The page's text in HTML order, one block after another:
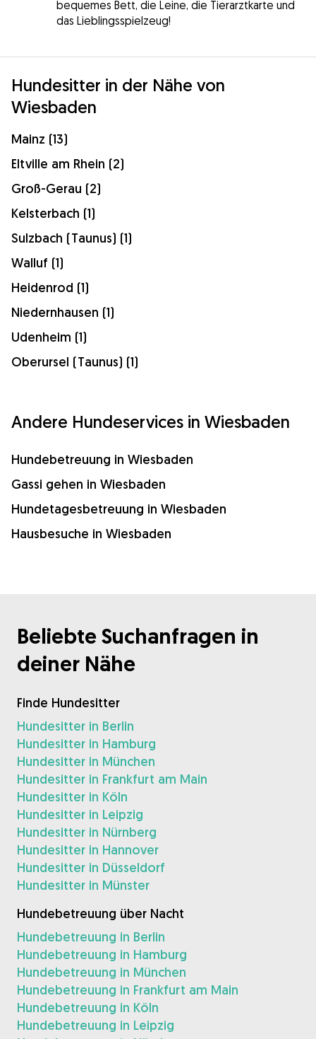
bequemes Bett, die Leine, die Tierarztkarte und
das Lieblingsspielzeug!
Hundesitter in der Nähe von
Wiesbaden
Mainz (13)
Eltville am Rhein (2)
Groß-Gerau (2)
Kelsterbach (1)
Sulzbach (Taunus) (1)
Walluf (1)
Heidenrod (1)
Niedernhausen (1)
Udenheim (1)
Oberursel (Taunus) (1)
Andere Hundeservices in Wiesbaden
Hundebetreuung in Wiesbaden
Gassi gehen in Wiesbaden
Hundetagesbetreuung in Wiesbaden
Hausbesuche in Wiesbaden
Beliebte Suchanfragen in
deiner Nähe
Finde Hundesitter
Hundesitter in Berlin
Hundesitter in Hamburg
Hundesitter in München
Hundesitter in Frankfurt am Main
Hundesitter in Köln
Hundesitter in Leipzig
Hundesitter in Nürnberg
Hundesitter in Hannover
Hundesitter in Düsseldorf
Hundesitter in Münster
Hundebetreuung über Nacht
Hundebetreuung in Berlin
Hundebetreuung in Hamburg
Hundebetreuung in München
Hundebetreuung in Frankfurt am Main
Hundebetreuung in Köln
Hundebetreuung in Leipzig